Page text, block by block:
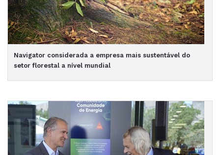
Navigator considerada a empresa mais sustentável do
setor florestal a nível mundial